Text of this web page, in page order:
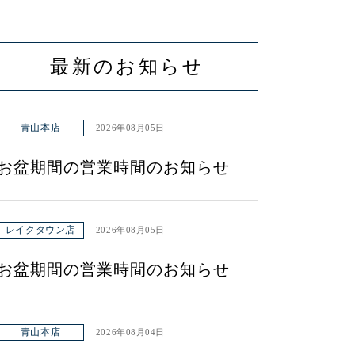
最新のお知らせ
青山本店 2026年08月05日
盆期間の営業時間のお知らせ
レイクタウン店 2026年08月05日
盆期間の営業時間のお知らせ
青山本店 2026年08月04日